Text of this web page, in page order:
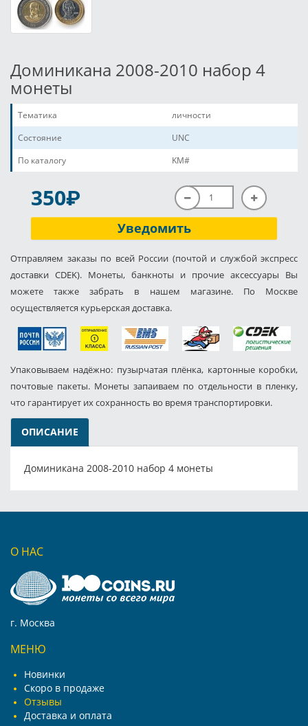
Доминикана 2008-2010 набор 4
монеты
Тематика
личности
Состояние
UNC
По каталогу
KM#
350P
Уведомить
Отправляем заказы по всей России (почтой и службой экспресс
доставки CDEK). Монеты, банкноты и прочие аксессуары Вы
можете также забрать в нашем магазине. По Москве
осуществляется курьерская доставка.
Упаковываем надёжно: пузырчатая плёнка, картонные коробки,
почтовые пакеты. Монеты запаиваем по отдельности в пленку,
что гарантирует их сохранность во время транспортировки.
ОПИСАНИЕ
Доминикана 2008-2010 набор 4 монеты
О НАС
г. Москва
МЕНЮ
Новинки
Скоро в продаже
Отзывы
Доставка и оплата